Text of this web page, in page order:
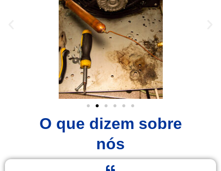
O que dizem sobre
nós